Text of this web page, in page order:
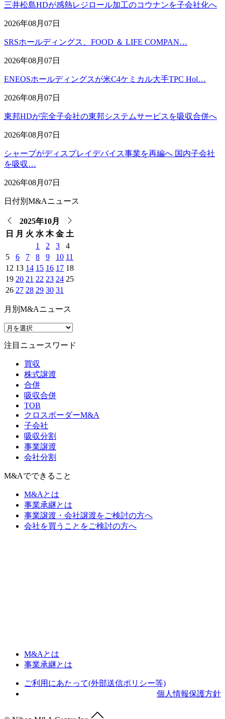
三井松島HDが感熱レジロール加工のコウナンを子会社化へ
2026年08月07日
SRSホールディングス、FOOD ＆ LIFE COMPAN…
2026年08月07日
ENEOSホールディングスが米C4ケミカル大手TPC Hol…
2026年08月07日
東邦HDが完全子会社の東邦システムサービスを吸収合併へ
2026年08月07日
シャープがディスプレイデバイス事業を再編へ 国内子会社
を吸収…
2026年08月07日
日付別M&Aニュース
2025年10月
日
月 火 水 木 金 土
1
2 3
4
5
6 7 8 9 10 11
12 13 14 15 16 17 18
19 20 21 22 23 24 25
26 27 28 29 30 31
月別M&Aニュース
注目ニュースワード
買収
株式譲渡
合併
吸収合併
TOB
クロスボーダーM&A
子会社
吸収分割
事業譲渡
会社分割
M&Aでできること
M&Aとは
事業承継とは
事業譲渡・会社譲渡をご検討の方へ
会社を買うことをご検討の方へ
M&Aとは
事業承継とは
ご利用にあたって(外部送信ポリシー等)
個人情報保護方針